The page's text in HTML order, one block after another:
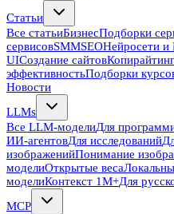
Статьи
Все статьиБизнесПодборки
сервисовSMMSEOНейросети
UIСоздание сайтовКопирайтинг
эффективностьПодборки
Новости
LLMs
Все LLM-моделиДля
ИИ-агентовДля исследований
изображенийПонимание
моделиОткрытые веса
моделиКонтекст 1M+Для
MCP